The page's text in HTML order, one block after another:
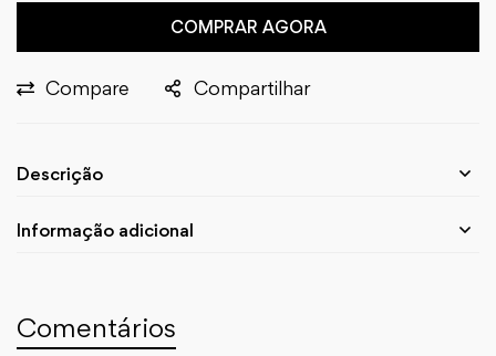
COMPRAR AGORA
Compare Compartilhar
Descrição
Informação adicional
Comentários